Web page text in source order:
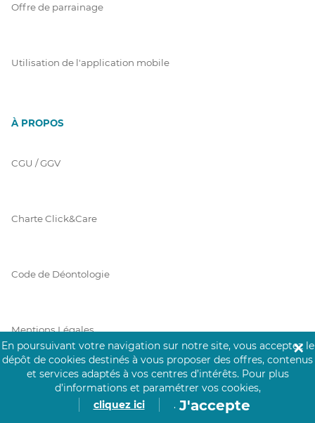
Offre de parrainage
Utilisation de l'application mobile
À PROPOS
CGU / GGV
Charte Click&Care
Code de Déontologie
Mentions Légales
Prérequis Click&Care
En poursuivant votre navigation sur notre site, vous acceptez le
dépôt de cookies destinés à vous proposer des offres, contenus
et services adaptés à vos centres d’intérêts. Pour plus
d’informations et paramétrer vos cookies,
cliquez ici
. J'accepte
✕